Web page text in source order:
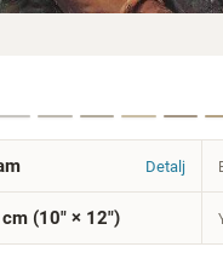
Detalj
(10" × 12")